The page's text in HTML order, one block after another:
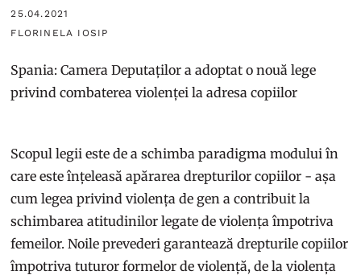
25.04.2021
FLORINELA IOSIP
Spania: Camera Deputaților a adoptat o nouă lege
privind combaterea violenței la adresa copiilor
Scopul legii este de a schimba paradigma modului în
care este înțeleasă apărarea drepturilor copiilor - așa
cum legea privind violența de gen a contribuit la
schimbarea atitudinilor legate de violența împotriva
femeilor. Noile prevederi garantează drepturile copiilor
împotriva tuturor formelor de violență, de la violența